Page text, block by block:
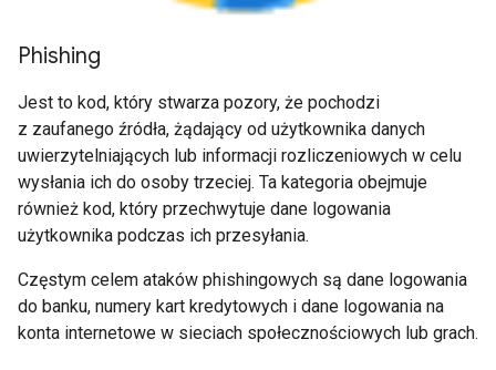
Phishing
Jest to kod, który stwarza pozory, że pochodzi
z zaufanego źródła, żądający od użytkownika danych
uwierzytelniających lub informacji rozliczeniowych w celu
wysłania ich do osoby trzeciej. Ta kategoria obejmuje
również kod, który przechwytuje dane logowania
użytkownika podczas ich przesyłania.
Częstym celem ataków phishingowych są dane logowania
do banku, numery kart kredytowych i dane logowania na
konta internetowe w sieciach społecznościowych lub grach.